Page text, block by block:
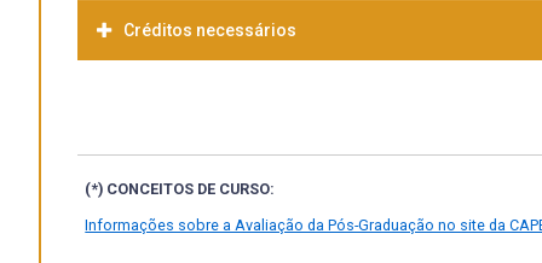
Créditos necessários
(*) CONCEITOS DE CURSO:
Informações sobre a Avaliação da Pós-Graduação no site da